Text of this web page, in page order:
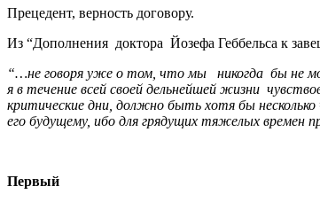
Прецедент, верность договору.
Из “Дополнения доктора Йозефа Геббельса к
“…не говоря уже о том, что мы никогда бы не
я в течение всей своей дельнейшей жизни
критические дни, должно быть хотя бы
его будущему, ибо для грядущих тяжелых времен
Первый